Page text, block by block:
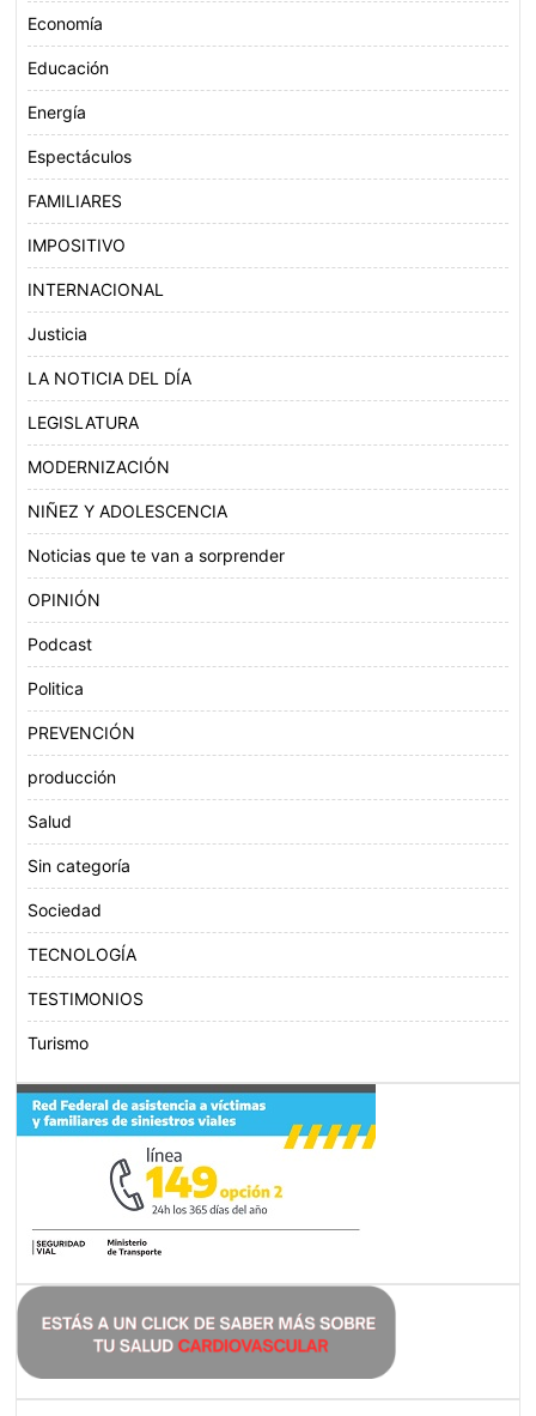
Economía
Educación
Energía
Espectáculos
FAMILIARES
IMPOSITIVO
INTERNACIONAL
Justicia
LA NOTICIA DEL DÍA
LEGISLATURA
MODERNIZACIÓN
NIÑEZ Y ADOLESCENCIA
Noticias que te van a sorprender
OPINIÓN
Podcast
Politica
PREVENCIÓN
producción
Salud
Sin categoría
Sociedad
TECNOLOGÍA
TESTIMONIOS
Turismo